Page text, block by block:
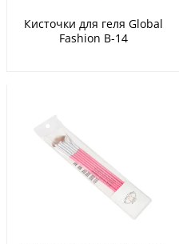
Кисточки для геля Global
Fashion B-14